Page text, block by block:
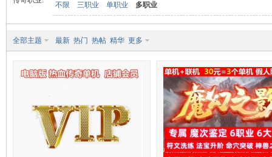
不限 三职业 单职业 多职业
全部主题 最新 热门 热帖 精华 更多